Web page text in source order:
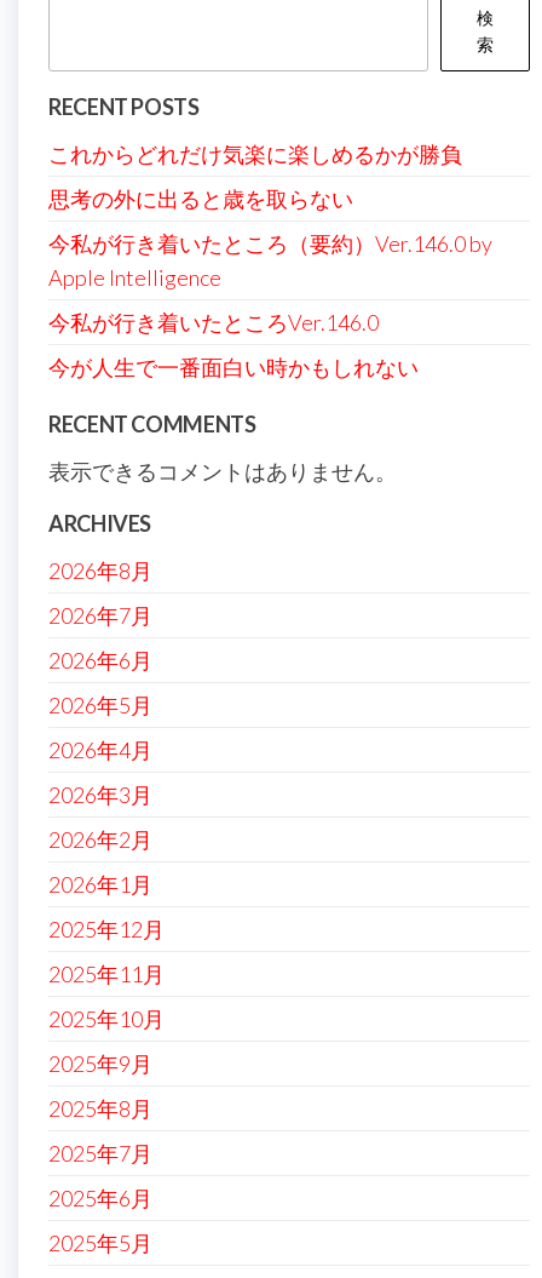
ン
検
索
RECENT POSTS
これからどれだけ気楽に楽しめるかが勝負
思考の外に出ると歳を取らない
今私が行き着いたところ（要約）Ver.146.0 by
Apple Intelligence
今私が行き着いたところVer.146.0
今が人生で一番面白い時かもしれない
RECENT COMMENTS
表示できるコメントはありません。
ARCHIVES
2026年8月
2026年7月
2026年6月
2026年5月
2026年4月
2026年3月
2026年2月
2026年1月
2025年12月
2025年11月
2025年10月
2025年9月
2025年8月
2025年7月
2025年6月
2025年5月